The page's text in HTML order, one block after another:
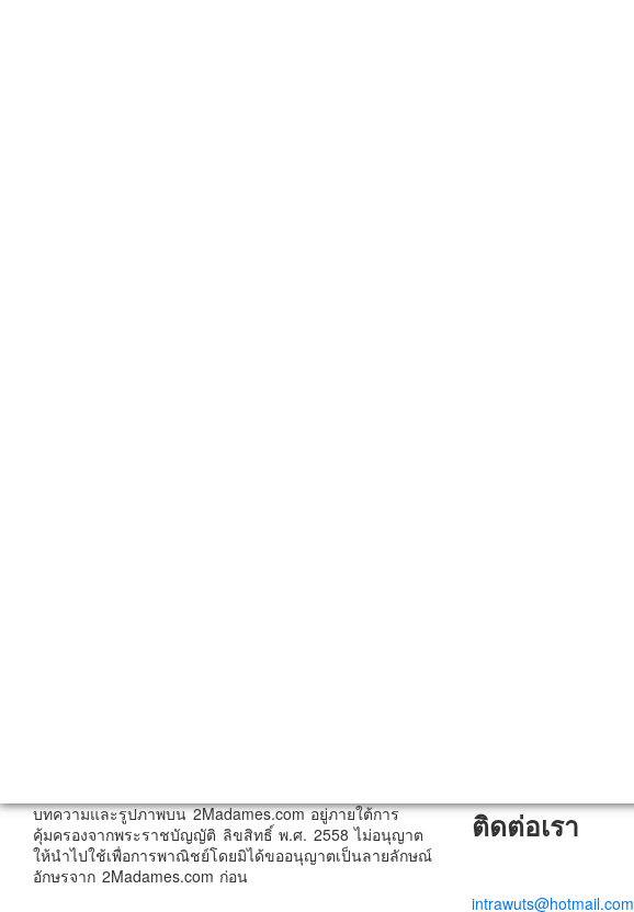
บทความและรูปภาพบน 2Madames.com อยู่ภายใต้การ
คุ้มครองจากพระราชบัญญัติ ลิขสิทธิ์ พ.ศ. 2558 ไม่อนุญาต
ให้นำไปใช้เพื่อการพาณิชย์โดยมิได้ขออนุญาตเป็นลายลักษณ์
อักษรจาก 2Madames.com ก่อน
ติดต่อเรา
intrawuts@hotmail.com